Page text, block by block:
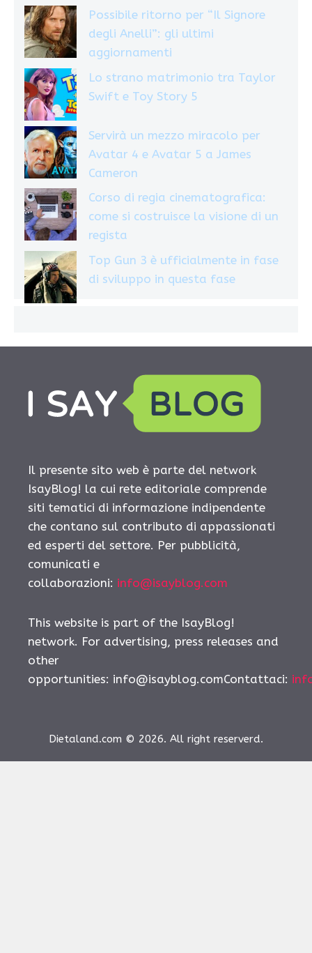
Possibile ritorno per “Il Signore
degli Anelli”: gli ultimi
aggiornamenti
Lo strano matrimonio tra Taylor
Swift e Toy Story 5
Servirà un mezzo miracolo per
Avatar 4 e Avatar 5 a James
Cameron
Corso di regia cinematografica:
come si costruisce la visione di un
regista
Top Gun 3 è ufficialmente in fase
di sviluppo in questa fase
Il presente sito web è parte del network
IsayBlog! la cui rete editoriale comprende
siti tematici di informazione indipendente
che contano sul contributo di appassionati
ed esperti del settore. Per pubblicità,
comunicati e
collaborazioni: info@isayblog.com
This website is part of the IsayBlog!
network. For advertising, press releases and
other
opportunities: info@isayblog.comContattaci:
Dietaland.com © 2026. All right reserverd.